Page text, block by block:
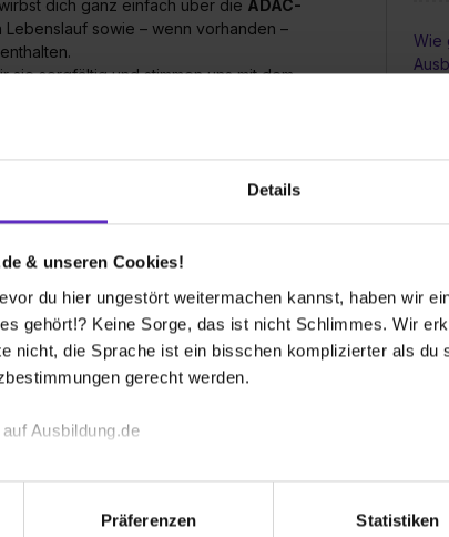
Details
& unseren Cookies!
du hier ungestört weitermachen kannst, haben wir
gehört!? Keine Sorge, das ist nicht Schlimmes. Wir
nicht, die Sprache ist ein bisschen komplizierter als
gerecht werden.
Ausbildung.de
technischen Funktion unserer Webseite
zu speichern ( „Präferenzen“), die Zugriffe auf
Präferenzen Statistiken
Wie
dich ganz einfach über die ADAC-
sowie – wenn vorhanden –
sorgfältig und stimmen uns mit dem
zu einem persönlichen Gespräch ein.
berücksichtigen. Es gilt: Solange eine
Die Ausbildung beginnt jährlich im August
an,